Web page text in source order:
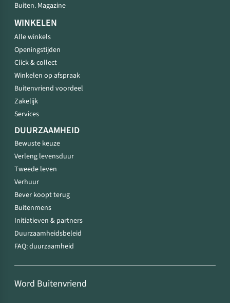
Buiten. Magazine
WINKELEN
Alle winkels
Openingstijden
Click & collect
Winkelen op afspraak
Buitenvriend voordeel
Zakelijk
Services
DUURZAAMHEID
Bewuste keuze
Verleng levensduur
Tweede leven
Verhuur
Bever koopt terug
Buitenmens
Initiatieven & partners
Duurzaamheidsbeleid
FAQ: duurzaamheid
Word Buitenvriend